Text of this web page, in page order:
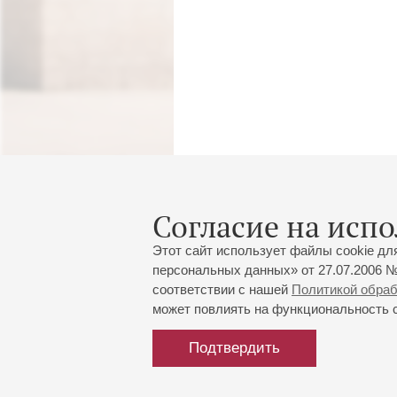
Согласие на
Этот сайт использует файлы cookie
персональных данных» от 27.07.2006
соответствии с нашей Политикой
может повлиять на функциональность
Подтвердить